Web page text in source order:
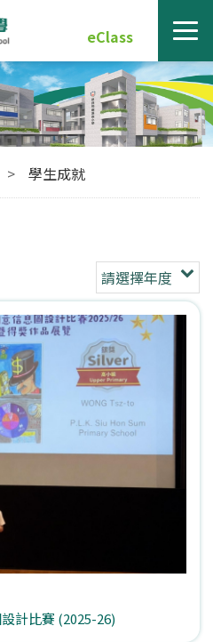
eClass
> 學生成就
請選擇年度
計比賽 (2025-26)